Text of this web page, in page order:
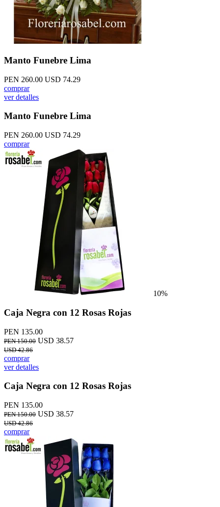
Manto Funebre Lima
PEN 260.00 USD 74.29
comprar
ver detalles
Manto Funebre Lima
PEN 260.00 USD 74.29
comprar
10%
Caja Negra con 12 Rosas Rojas
PEN 135.00
PEN 150.00 USD 38.57
USD 42.86
comprar
ver detalles
Caja Negra con 12 Rosas Rojas
PEN 135.00
PEN 150.00 USD 38.57
USD 42.86
comprar